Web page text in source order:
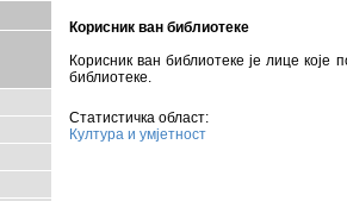
Корисник ван библиотеке
Корисник ван библиотеке је лице
библиотеке.
Статистичка област:
Култура и умјетност